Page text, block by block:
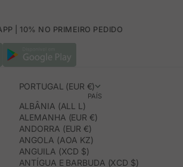
| 10% NO PRIMEIRO PEDIDO
PORTUGAL (EUR €)
PAÍS
ALBÂNIA (ALL L)
ALEMANHA (EUR €)
ANDORRA (EUR €)
ANGOLA (AOA KZ)
ANGUILA (XCD $)
ANTÍGUA E BARBUDA (XCD $)